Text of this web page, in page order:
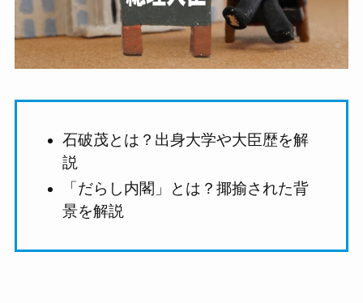
石破茂とは？出身大学や大臣歴を解
説
「だらし内閣」とは？揶揄された背
景を解説